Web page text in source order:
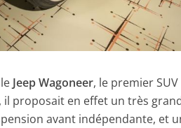
Jeep Wagoneer, le premier
il proposait en effet un très
avant indépendante, et